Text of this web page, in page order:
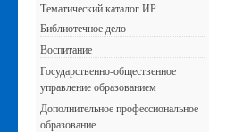
Тематический каталог ИР
Библиотечное дело
Воспитание
Государственно-общественное
управление образованием
Дополнительное профессиональное
образование